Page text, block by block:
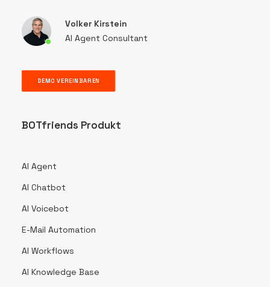
Volker Kirstein
AI Agent Consultant
DEMO VEREINBAREN
BOTfriends Produkt
AI Agent
AI Chatbot
AI Voicebot
E-Mail Automation
AI Workflows
AI Knowledge Base